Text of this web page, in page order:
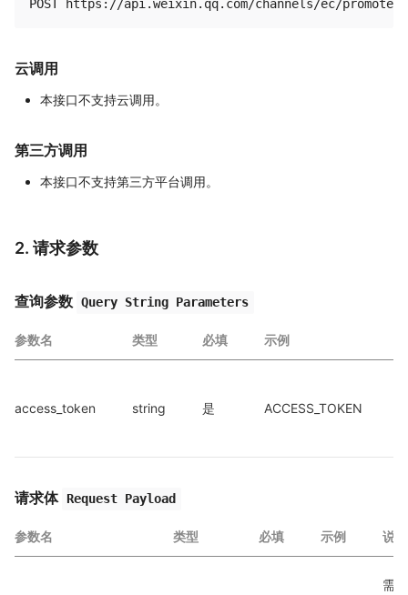
云调用
本接口不支持云调用。
第三方调用
本接口不支持第三方平台调用。
2. 请求参数
查询参数 Query String Parameters
参数名 类型 必填 示例
access_token string 是 ACCESS_TOKEN
请求体 Request Payload
参数名 类型 必填 示例 说明
需